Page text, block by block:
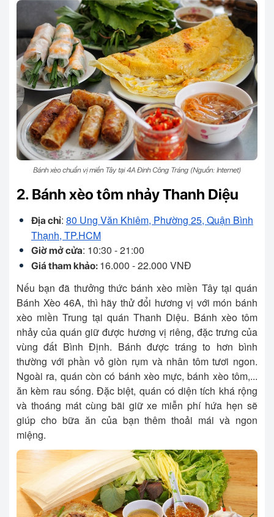
Bánh xèo chuẩn vị miền Tây tại 4A Đinh Công Tráng (Nguồn: Internet)
2. Bánh xèo tôm nhảy Thanh Diệu
Địa chỉ: 80 Ung Văn Khiêm, Phường 25, Quận Bình
Thạnh, TP.HCM
Giờ mở cửa: 10:30 - 21:00
Giá tham khảo: 16.000 - 22.000 VNĐ
Nếu bạn đã thưởng thức bánh xèo miền Tây tại quán
Bánh Xèo 46A, thì hãy thử đổi hương vị với món bánh
xèo miền Trung tại quán Thanh Diệu. Bánh xèo tôm
nhảy của quán giữ được hương vị riêng, đặc trưng của
vùng đất Bình Định. Bánh được tráng to hơn bình
thường với phần vỏ giòn rụm và nhân tôm tươi ngon.
Ngoài ra, quán còn có bánh xèo mực, bánh xèo tôm,...
ăn kèm rau sống. Đặc biệt, quán có diện tích khá rộng
và thoáng mát cùng bãi giữ xe miễn phí hứa hẹn sẽ
giúp cho bữa ăn của bạn thêm thoải mái và ngon
miệng.